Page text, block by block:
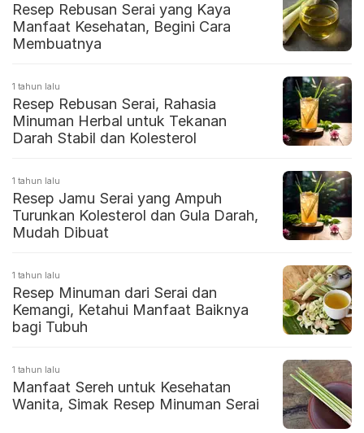
Resep Rebusan Serai yang Kaya
Manfaat Kesehatan, Begini Cara
Membuatnya
1 tahun lalu
Resep Rebusan Serai, Rahasia
Minuman Herbal untuk Tekanan
Darah Stabil dan Kolesterol
1 tahun lalu
Resep Jamu Serai yang Ampuh
Turunkan Kolesterol dan Gula Darah,
Mudah Dibuat
1 tahun lalu
Resep Minuman dari Serai dan
Kemangi, Ketahui Manfaat Baiknya
bagi Tubuh
1 tahun lalu
Manfaat Sereh untuk Kesehatan
Wanita, Simak Resep Minuman Serai